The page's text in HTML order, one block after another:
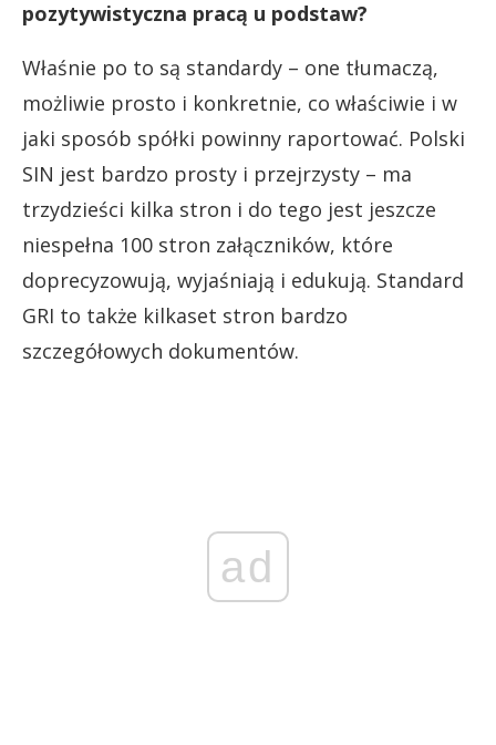
pozytywistyczna pracą u podstaw?
Właśnie po to są standardy – one tłumaczą,
możliwie prosto i konkretnie, co właściwie i w
jaki sposób spółki powinny raportować. Polski
SIN jest bardzo prosty i przejrzysty – ma
trzydzieści kilka stron i do tego jest jeszcze
niespełna 100 stron załączników, które
doprecyzowują, wyjaśniają i edukują. Standard
GRI to także kilkaset stron bardzo
szczegółowych dokumentów.
ad